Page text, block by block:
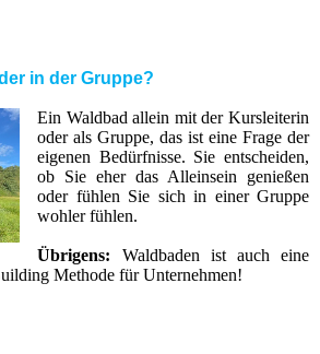
in der Gruppe?
Ein Waldbad allein mit der Kursleiterin
oder als Gruppe, das ist eine Frage der
eigenen Bedürfnisse. Sie entscheiden,
ob Sie eher das Alleinsein genießen
oder fühlen Sie sich in einer Gruppe
wohler fühlen.
Übrigens: Waldbaden ist auch eine
Methode für Unternehmen!